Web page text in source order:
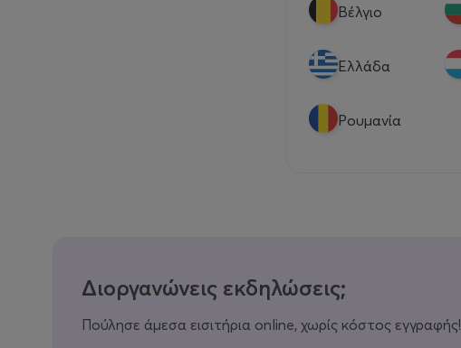
Βέλγιο
Eλλάδα
Ρουμανία
Διοργανώνεις εκδηλώσεις;
Πούλησε άμεσα εισιτήρια online, χωρίς κόστος εγγραφής!